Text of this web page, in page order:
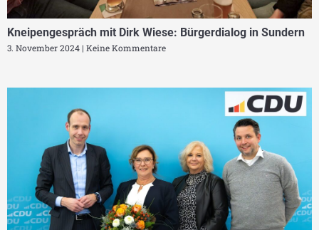
Kneipengespräch mit Dirk Wiese: Bürgerdialog in Sundern
3. November 2024 Keine Kommentare